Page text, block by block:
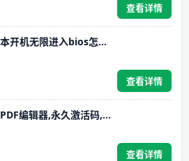
查看详情
华硕笔记本开机无限进入bios怎么解决
查看详情
正版福昕PDF编辑器,永久激活码,最高直降392元
查看详情